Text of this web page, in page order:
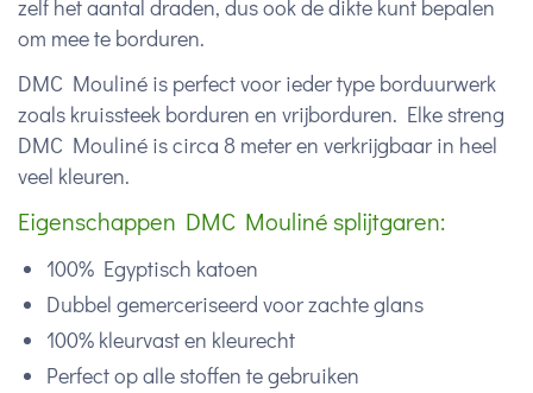
zelf het aantal draden, dus ook de dikte kunt bepalen
om mee te borduren.
DMC Mouliné is perfect voor ieder type borduurwerk
zoals kruissteek borduren en vrijborduren. Elke streng
DMC Mouliné is circa 8 meter en verkrijgbaar in heel
veel kleuren.
Eigenschappen DMC Mouliné splijtgaren:
100% Egyptisch katoen
Dubbel gemerceriseerd voor zachte glans
100% kleurvast en kleurecht
Perfect op alle stoffen te gebruiken